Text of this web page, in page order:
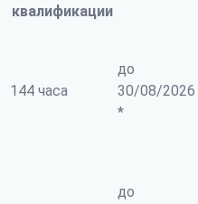
квалификации
144 часа
до
30/08/2026
*
до